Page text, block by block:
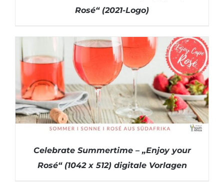
Rosé“ (2021-Logo)
Celebrate Summertime – „Enjoy your
Rosé“ (1042 x 512) digitale Vorlagen